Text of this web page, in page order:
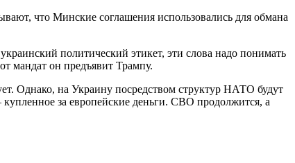
что Минские соглашения использовались для обмана
политический этикет, эти слова надо понимать
мандат он предъявит Трампу.
Однако, на Украину посредством структур НАТО будут
за европейские деньги. СВО продолжится, а